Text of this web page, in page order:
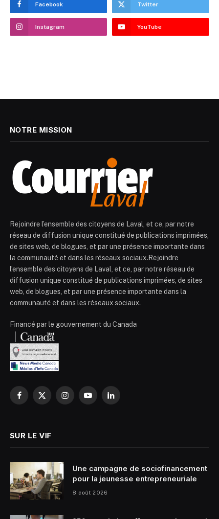
Facebook Twitter
Instagram YouTube
NOTRE MISSION
Rejoindre l’ensemble des citoyens de Laval, et ce, par notre
réseau de diffusion unique constitué de publications imprimées,
de sites web, de blogues, et par une présence importante dans
la communauté et dans les réseaux sociaux.Rejoindre
l’ensemble des citoyens de Laval, et ce, par notre réseau de
diffusion unique constitué de publications imprimées, de sites
web, de blogues, et par une présence importante dans la
communauté et dans les réseaux sociaux.
Financé par le gouvernement du Canada
Facebook
X
InstagramYouTubeLinkedIn
SUR LE VIF
Une campagne de sociofinancement
pour la jeunesse entrepreneuriale
8 août 2026